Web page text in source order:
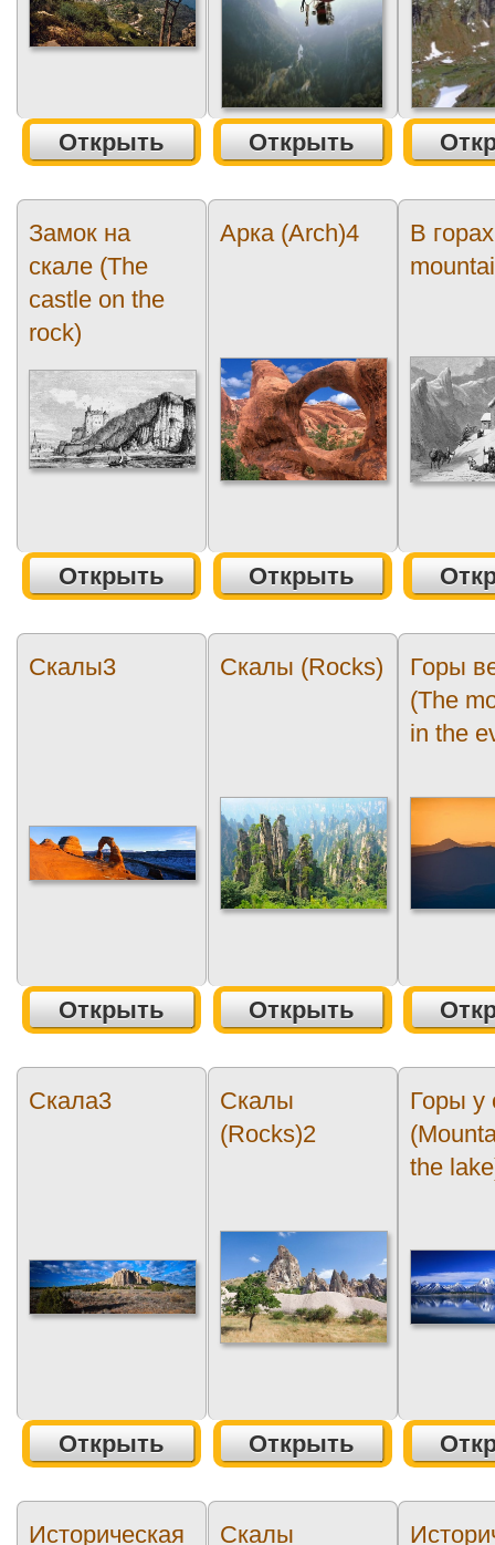
Открыть Открыть
Замок на
скале (The
castle on the
rock)
Открыть
Арка (Arch)4
Открыть
В
Скалы3
Открыть
Скалы (Rocks)
Открыть
Горы
(The
in the
Скала3
Открыть
Скалы
(Rocks)2
Открыть
Горы у
the
Историческая Скалы